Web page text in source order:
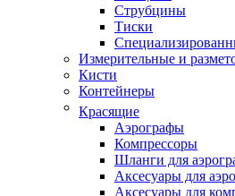
Струбцины
Тиски
Измерительные и
Кисти
Контейнеры
Красящие
Аэрографы
Компрессоры
Шланги для
Аксесуары для
Аксесуары для